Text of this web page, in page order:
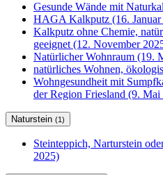
Gesunde Wände mit
HAGA Kalkputz (16. Januar
Kalkputz ohne Chemie,
geeignet (12. November
Natürlicher Wohnraum (19.
natürliches Wohnen,
Wohngesundheit mit
der Region Friesland (9. Mai
Naturstein (1)
Steinteppich, Narturstein
2025)